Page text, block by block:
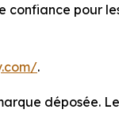
pour
.
déposée.